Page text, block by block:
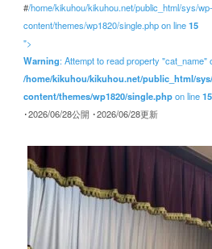
#/home/kikuhou/kikuhou.net/public_html/sys/wp-
content/themes/wp1820/single.php on line15
">
Warning: Attempt to read property "cat_name"
/home/kikuhou/kikuhou.net/public_html/
content/themes/wp1820/single.phpon line15
･2026/06/28公開 ･2026/06/28更新